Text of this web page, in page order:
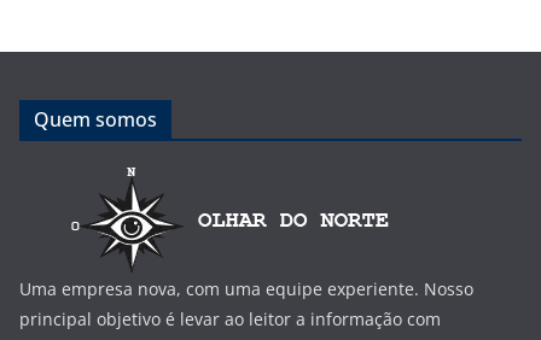
Quem somos
Uma empresa nova, com uma equipe experiente. Nosso
principal objetivo é levar ao leitor a informação com